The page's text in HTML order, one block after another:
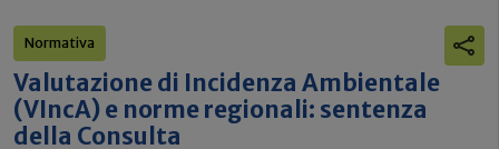
Normativa
Valutazione di Incidenza Ambientale
(VIncA) e norme regionali: sentenza
della Consulta